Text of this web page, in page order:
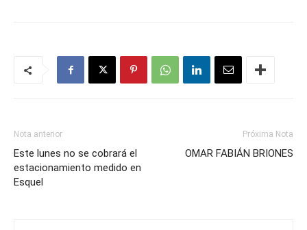
Nota anterior
Este lunes no se cobrará el
estacionamiento medido en
Esquel
Próxima Nota
OMAR FABIÁN BRIONES